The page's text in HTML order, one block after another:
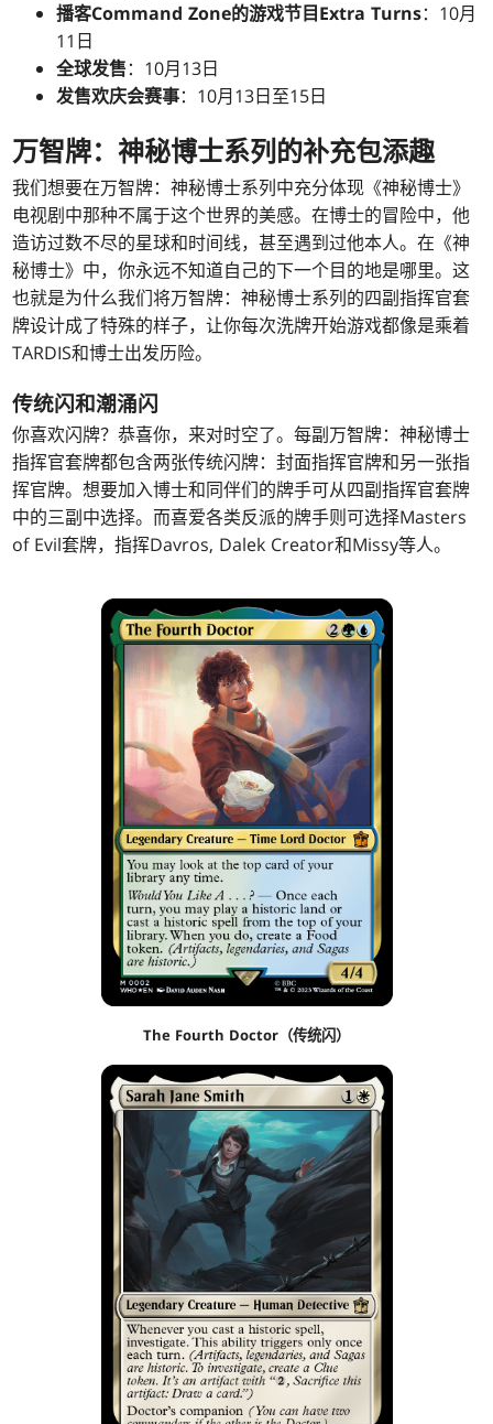
播客Command Zone的游戏节目Extra Turns：10月
11日
全球发售：10月13日
发售欢庆会赛事：10月13日至15日
万智牌：神秘博士系列的补充包添趣
我们想要在万智牌：神秘博士系列中充分体现《神秘博士》
电视剧中那种不属于这个世界的美感。在博士的冒险中，他
造访过数不尽的星球和时间线，甚至遇到过他本人。在《神
秘博士》中，你永远不知道自己的下一个目的地是哪里。这
也就是为什么我们将万智牌：神秘博士系列的四副指挥官套
牌设计成了特殊的样子，让你每次洗牌开始游戏都像是乘着
TARDIS和博士出发历险。
传统闪和潮涌闪
你喜欢闪牌？恭喜你，来对时空了。每副万智牌：神秘博士
指挥官套牌都包含两张传统闪牌：封面指挥官牌和另一张指
挥官牌。想要加入博士和同伴们的牌手可从四副指挥官套牌
中的三副中选择。而喜爱各类反派的牌手则可选择Masters
of Evil套牌，指挥Davros, Dalek Creator和Missy等人。
The Fourth Doctor（传统闪）